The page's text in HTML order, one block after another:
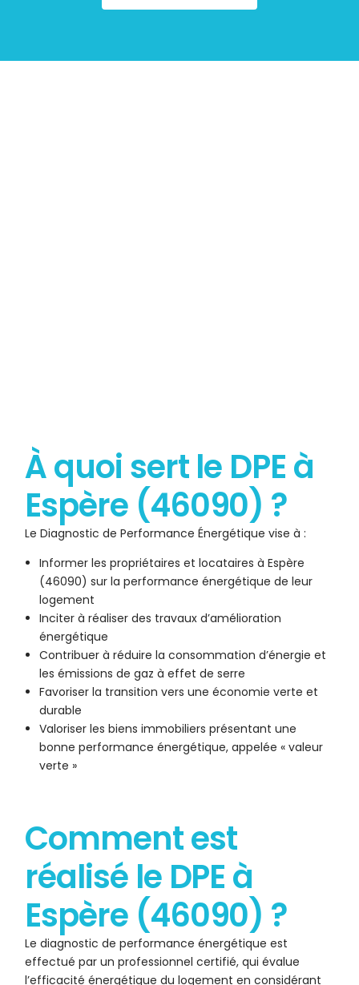
À quoi sert le DPE à
Espère (46090) ?
Le Diagnostic de Performance Énergétique vise à :
Informer les propriétaires et locataires à Espère
(46090) sur la performance énergétique de leur
logement
Inciter à réaliser des travaux d’amélioration
énergétique
Contribuer à réduire la consommation d’énergie et
les émissions de gaz à effet de serre
Favoriser la transition vers une économie verte et
durable
Valoriser les biens immobiliers présentant une
bonne performance énergétique, appelée « valeur
verte »
Comment est
réalisé le DPE à
Espère (46090) ?
Le diagnostic de performance énergétique est
effectué par un professionnel certifié, qui évalue
l’efficacité énergétique du logement en considérant